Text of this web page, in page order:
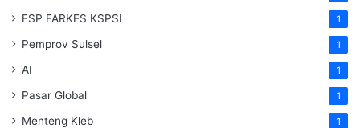
FSP FARKES KSPSI 1
Pemprov Sulsel 1
AI 1
Pasar Global 1
Menteng Kleb 1